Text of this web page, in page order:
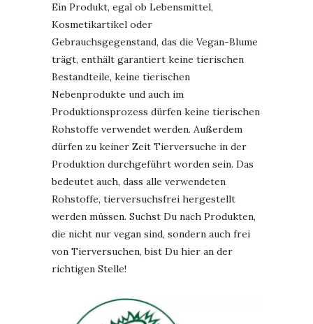
Ein Produkt, egal ob Lebensmittel,
Kosmetikartikel oder
Gebrauchsgegenstand, das die Vegan-Blume
trägt, enthält garantiert keine tierischen
Bestandteile, keine tierischen
Nebenprodukte und auch im
Produktionsprozess dürfen keine tierischen
Rohstoffe verwendet werden. Außerdem
dürfen zu keiner Zeit Tierversuche in der
Produktion durchgeführt worden sein. Das
bedeutet auch, dass alle verwendeten
Rohstoffe, tierversuchsfrei hergestellt
werden müssen. Suchst Du nach Produkten,
die nicht nur vegan sind, sondern auch frei
von Tierversuchen, bist Du hier an der
richtigen Stelle!